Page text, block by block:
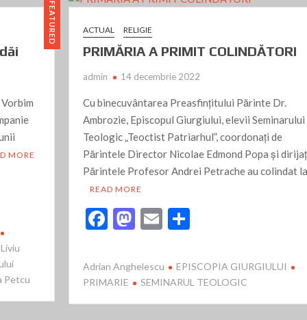
sărăcie, pentru că pleacă şi cei înstăriţi. Mai degrabă, se
– Filiala Giurgiu”
este un povestitor, dedicat aducerii bucuriei și emoției în
Zoomers și Alpha
ridicate de pe jos?
“Sunt actriță pentru că așa a vrut Dumnezeu!”
gunoiul până la uşă, avem …o “situație deosebită sau
ANULUI, LA TEATRUL DIN GIURGIU
să redăm tinerilor posibilitatea de a-și descoperi și pune
FEATURED
MORE
Liviu
Petcu
ACTUAL RELIGIE
PRIMĂRIA A PRIMIT COLINDĂTORI
admin 14 decembrie 2022
Cu binecuvântarea Preasfinţitului Părinte Dr.
Ambrozie, Episcopul Giurgiului, elevii Seminarului
Teologic „Teoctist Patriarhul”, coordonați de
Părintele Director Nicolae Edmond Popa și
Părintele Profesor Andrei Petrache au colindat
READ MORE
F
e
b
o
M
to
d
o
E
ai
l
P
ta
je
az
Adrian Anghelescu
EPISCOPIA GIURGIULUI
PRIMARIE
SEMINARUL TEOLOGIC